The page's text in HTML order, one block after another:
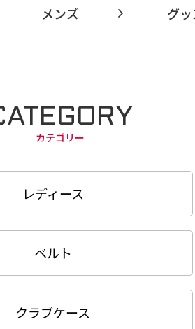
メンズ グ
カテゴリー
レディース
ベルト
クラブケース